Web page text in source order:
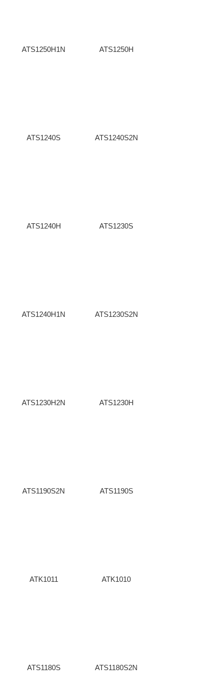
ATS1250H1N ATS1250H
ATS1240S ATS1240S2N
ATS1240H ATS1230S
ATS1240H1N ATS1230S2N
ATS1230H2N ATS1230H
ATS1190S2N ATS1190S
ATK1011 ATK1010
ATS1180S ATS1180S2N